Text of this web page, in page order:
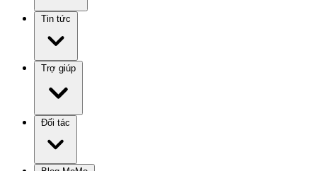
Tin tức
Trợ giúp
Đối tác